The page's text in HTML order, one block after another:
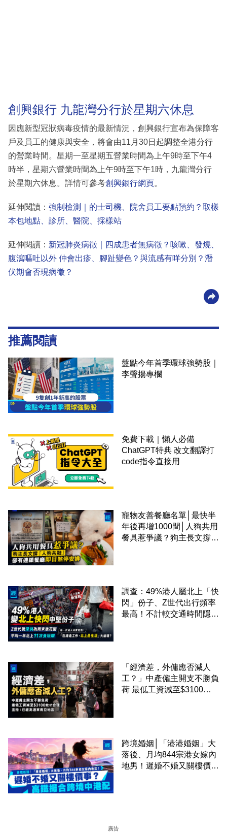
創興銀行 九龍灣分行於星期六休息
因應新型冠狀病毒疫情的最新情況，創興銀行宣布為保障客
戶及員工的健康與安全，將會由11月30日起調整全港分行
的營業時間。星期一至星期五營業時間為上午9時至下午4
時半，星期六營業時間為上午9時至下午1時，九龍灣分行
於星期六休息。詳情可參考創興銀行網頁。
延伸閱讀： 強制檢測｜的士司機、院舍員工要點預約？取樣
本包地點、診所、醫院、採樣站
延伸閱讀： 新冠肺炎病徵｜四成患者無病徵？咳嗽、發燒、
腹瀉嘔吐以外 仲會出疹、腳趾變色？與流感有咩分別？潛
伏期會否現病徵？
推薦閱讀
盤點今年首季環球強勢股｜
李聲揚專欄
免費下載｜懶人必備
ChatGPT特典 改文翻譯打
code指令直接用
寵物友善餐廳名單│最快半
年後再增1000間│人狗共用
餐具惹爭議？狗主長文撐
調查：49%港人屬北上「快
閃」份子、Z世代出行頻率
最高！不計較交通時間隱形
「經濟差，外傭應否減人
工？」中產僱主開支不勝負
荷 最低工資減至$3100蚊
跨境婚姻│「港港婚姻」大
落後、月均844宗港女嫁內
地男！遲婚不婚又關樓價
廣告